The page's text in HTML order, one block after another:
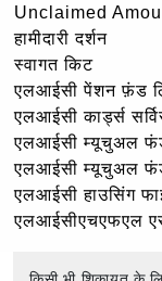
Unclaimed
हामीदारी दर्शन
स्वागत किट
एलआईसी पेंशन फ़ंड
एलआईसी कार्ड्स
एलआईसी म्यूचुअल फंड
एलआईसी म्यूचुअल
एलआईसी हाउसिंग
एलआईसीएचएफएल